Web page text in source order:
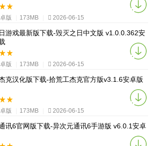
版 173MB 2026-06-15
游戏最新版下载-毁灭之日中文版 v1.0.0.362安
版 173MB 2026-06-15
克汉化版下载-拾荒工杰克官方版v3.1.6安卓版
版 173MB 2026-06-15
讯6官网版下载-异次元通讯6手游版 v6.0.1安卓